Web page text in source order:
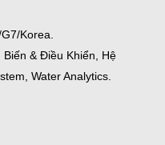
Korea.
& Điều Khiển, Hệ
Water Analytics.